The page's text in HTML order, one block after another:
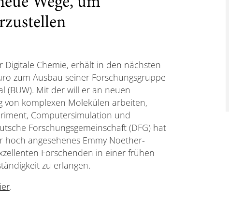
Digitale Chemie, erhält in den nächsten
zum Ausbau seiner Forschungsgruppe
(BUW). Mit der will er an neuen
von komplexen Molekülen arbeiten,
Computersimulation und
Forschungsgemeinschaft (DFG) hat
angesehenes Emmy Noether-
Forschenden in einer frühen
zu erlangen.
.